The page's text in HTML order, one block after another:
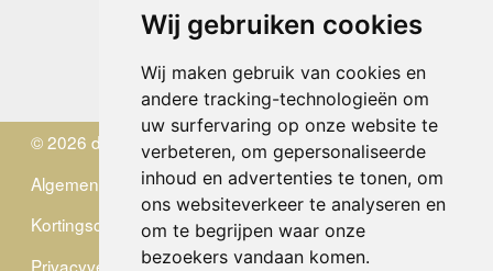
Wij gebruiken cookies
Wij maken gebruik van cookies en
andere tracking-technologieën om
uw surfervaring op onze website te
verbeteren, om gepersonaliseerde
inhoud en advertenties te tonen, om
ons websiteverkeer te analyseren en
om te begrijpen waar onze
bezoekers vandaan komen.
Donderdag
10.00 - 12.30 en 13.30 - 17.00
Vrijdag 10.00 - 12.30 en 13.30 - 17.00
Zaterdag
gesloten
Zondag gesloten
© 2026 de Zwerver
Algemene Voorwaarden
Kortingscode
Privacyverklaring